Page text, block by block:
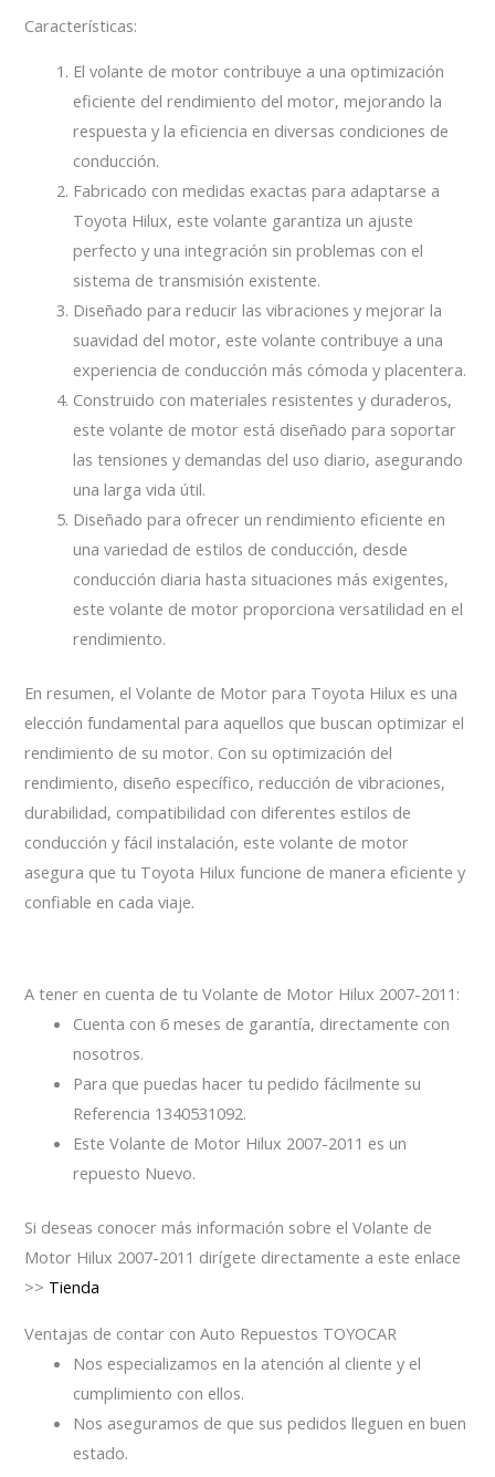
Características:
El volante de motor contribuye a una optimización
eficiente del rendimiento del motor, mejorando la
respuesta y la eficiencia en diversas condiciones de
conducción.
Fabricado con medidas exactas para adaptarse a
Toyota Hilux, este volante garantiza un ajuste
perfecto y una integración sin problemas con el
sistema de transmisión existente.
Diseñado para reducir las vibraciones y mejorar la
suavidad del motor, este volante contribuye a una
experiencia de conducción más cómoda y placentera.
Construido con materiales resistentes y duraderos,
este volante de motor está diseñado para soportar
las tensiones y demandas del uso diario, asegurando
una larga vida útil.
Diseñado para ofrecer un rendimiento eficiente en
una variedad de estilos de conducción, desde
conducción diaria hasta situaciones más exigentes,
este volante de motor proporciona versatilidad en el
rendimiento.
En resumen, el Volante de Motor para Toyota Hilux es una
elección fundamental para aquellos que buscan optimizar el
rendimiento de su motor. Con su optimización del
rendimiento, diseño específico, reducción de vibraciones,
durabilidad, compatibilidad con diferentes estilos de
conducción y fácil instalación, este volante de motor
asegura que tu Toyota Hilux funcione de manera eficiente y
confiable en cada viaje.
A tener en cuenta de tu Volante de Motor Hilux 2007-2011:
Cuenta con 6 meses de garantía, directamente con
nosotros.
Para que puedas hacer tu pedido fácilmente su
Referencia 1340531092.
Este Volante de Motor Hilux 2007-2011 es un
repuesto Nuevo.
Si deseas conocer más información sobre el Volante de
Motor Hilux 2007-2011 dirígete directamente a este enlace
>> Tienda
Ventajas de contar con Auto Repuestos TOYOCAR
Nos especializamos en la atención al cliente y el
cumplimiento con ellos.
Nos aseguramos de que sus pedidos lleguen en buen
estado.